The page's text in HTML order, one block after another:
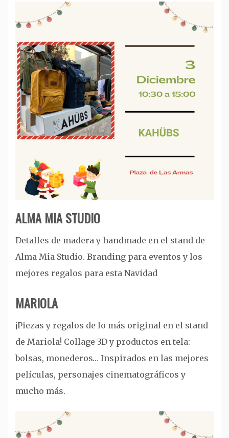
ALMA MIA STUDIO
Detalles de madera y handmade en el stand de
Alma Mia Studio. Branding para eventos y los
mejores regalos para esta Navidad
MARIOLA
¡Piezas y regalos de lo más original en el stand
de Mariola! Collage 3D y productos en tela:
bolsas, monederos… Inspirados en las mejores
películas, personajes cinematográficos y
mucho más.